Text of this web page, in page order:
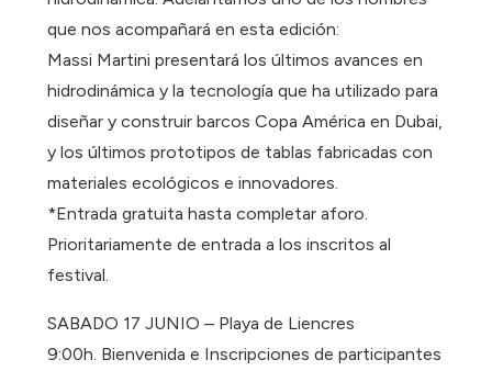
que nos acompañará en esta edición:
Massi Martini presentará los últimos avances en
hidrodinámica y la tecnología que ha utilizado para
diseñar y construir barcos Copa América en Dubai,
y los últimos prototipos de tablas fabricadas con
materiales ecológicos e innovadores.
*Entrada gratuita hasta completar aforo.
Prioritariamente de entrada a los inscritos al
festival.
SABADO 17 JUNIO – Playa de Liencres
9:00h. Bienvenida e Inscripciones de participantes